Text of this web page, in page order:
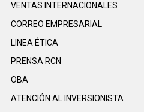
VENTAS INTERNACIONALES
CORREO EMPRESARIAL
LINEA ÉTICA
PRENSA RCN
OBA
ATENCIÓN AL INVERSIONISTA